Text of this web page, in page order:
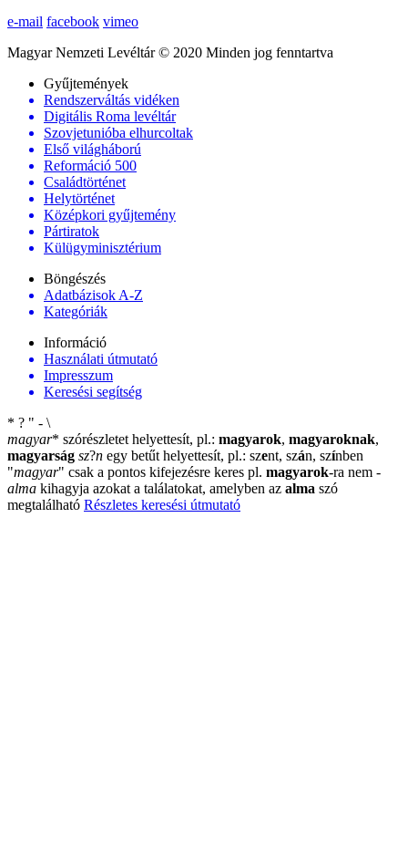
e-mail facebook vimeo
Magyar Nemzeti Levéltár © 2020 Minden jog fenntartva
Gyűjtemények
Rendszerváltás vidéken
Digitális Roma levéltár
Szovjetunióba elhurcoltak
Első világháború
Reformáció 500
Családtörténet
Helytörténet
Középkori gyűjtemény
Pártiratok
Külügyminisztérium
Böngészés
Adatbázisok A-Z
Kategóriák
Információ
Használati útmutató
Impresszum
Keresési segítség
* ? " - \
magyar* szórészletet helyettesít, pl.: magyarok, magyaroknak,
magyarság sz?n egy betűt helyettesít, pl.: szent, szán, színben
"magyar" csak a pontos kifejezésre keres pl. magyarok-ra nem -
alma kihagyja azokat a találatokat, amelyben az alma szó
megtalálható Részletes keresési útmutató